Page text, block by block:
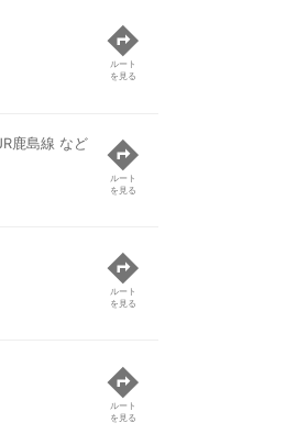
ルート
を見る
鹿島線 など
ルート
を見る
ルート
を見る
ルート
を見る